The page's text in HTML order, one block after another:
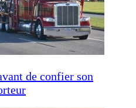
de confier son